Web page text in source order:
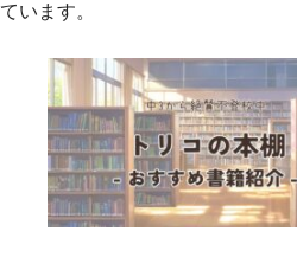
ています。